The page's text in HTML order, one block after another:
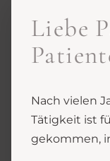
IN
schönes
Ihr Adenti
Liebe
Nach vielen
Tätigkeit ist
gekommen,